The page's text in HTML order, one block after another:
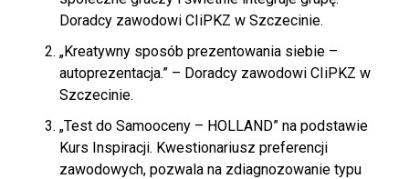
Doradcy zawodowi CIiPKZ w Szczecinie.
„Kreatywny sposób prezentowania siebie –
autoprezentacja.” – Doradcy zawodowi CIiPKZ w
Szczecinie.
„Test do Samooceny – HOLLAND” na podstawie
Kurs Inspiracji. Kwestionariusz preferencji
zawodowych, pozwala na zdiagnozowanie typu